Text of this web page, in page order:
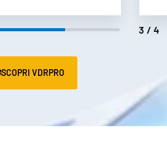
4/4
SCOPRI VDRPRO